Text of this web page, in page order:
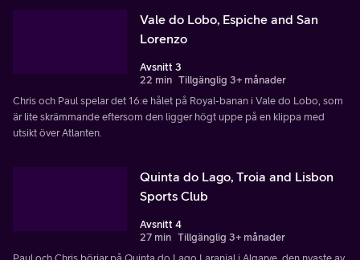
Vale do Lobo, Espiche and San
Lorenzo
Avsnitt 3
22 min Tillgänglig 3+ månader
Chris och Paul spelar det 16:e hålet på Royal-banan i Vale do Lobo, som
är lite skrämmande eftersom den ligger högt uppe på en klippa med
utsikt över Atlanten.
Quinta do Lago, Troia and Lisbon
Sports Club
Avsnitt 4
27 min Tillgänglig 3+ månader